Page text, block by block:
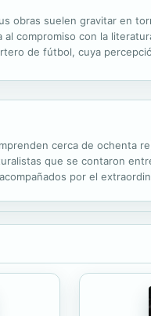
obras suelen gravitar en
compromiso con la
de fútbol, cuya
cerca de ochenta
que se contaron
por el